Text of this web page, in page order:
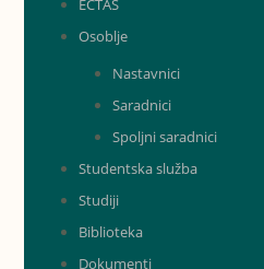
ECTAS
Osoblje
Nastavnici
Saradnici
Spoljni saradnici
Studentska služba
Studiji
Biblioteka
Dokumenti